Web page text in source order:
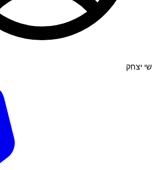
שי יצחק